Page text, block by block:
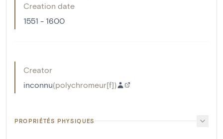
Creation date
1551 - 1600
Creator
inconnu(polychromeur[f])
PROPRIÉTÉS PHYSIQUES